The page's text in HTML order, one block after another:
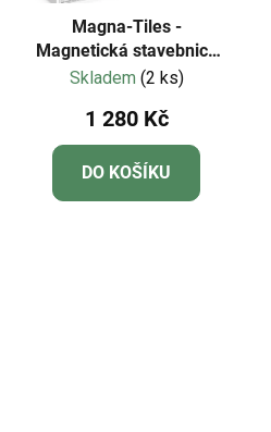
Magna-Tiles -
Magnetická stavebnice
Castle 25 dílů
Skladem (2 ks)
1 280 Kč
DO KOŠÍKU